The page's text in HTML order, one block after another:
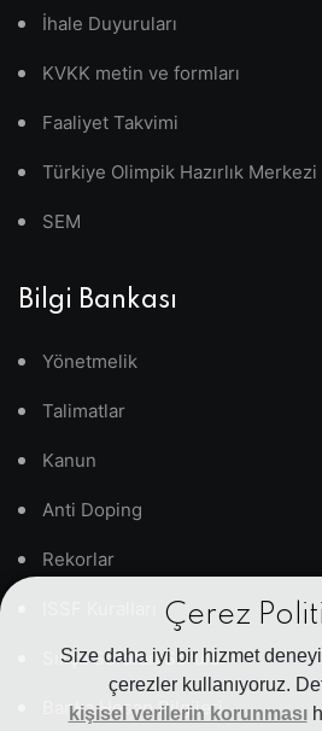
Çerez
Size daha iyi bir hizmet
çerezler kullanıyoruz.
kişisel verilerin korunması
İhale Duyuruları
KVKK metin ve formları
Faaliyet Takvimi
Türkiye Olimpik Hazırlık Merkezi
SEM
Bilgi Bankası
Yönetmelik
Talimatlar
Kanun
Anti Doping
Rekorlar
Sıkça Sorulan Sorular
Banka Hesap Bilgileri